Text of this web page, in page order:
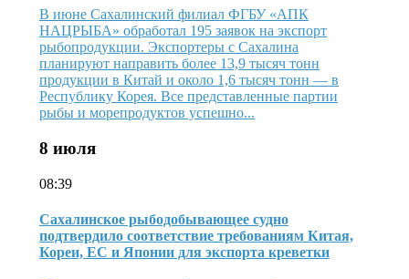
В июне Сахалинский филиал ФГБУ «АПК
НАЦРЫБА» обработал 195 заявок на экспорт
рыбопродукции. Экспортеры с Сахалина
планируют направить более 13,9 тысяч тонн
продукции в Китай и около 1,6 тысяч тонн — в
Республику Корея. Все представленные партии
рыбы и морепродуктов успешно...
8 июля
08:39
Сахалинское рыбодобывающее судно
подтвердило соответствие требованиям Китая,
Кореи, ЕС и Японии для экспорта креветки